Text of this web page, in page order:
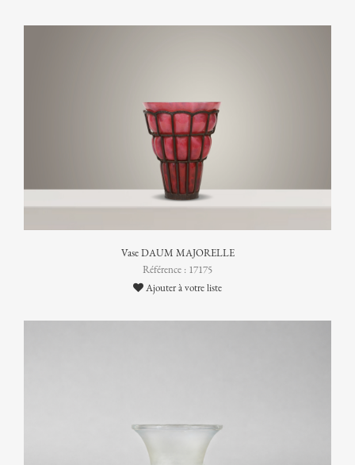
Vase DAUM MAJORELLE
Référence : 17175
Ajouter à votre liste